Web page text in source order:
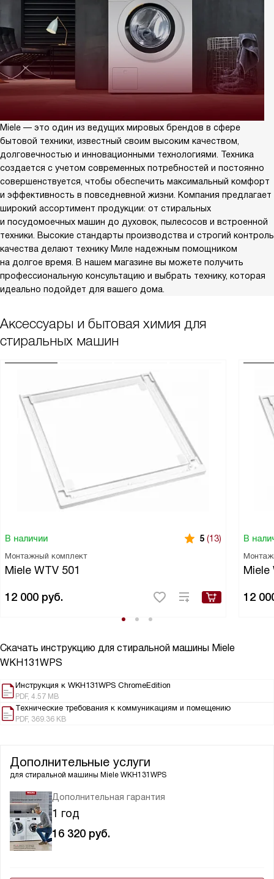
Miele — это один из ведущих мировых брендов в сфере
бытовой техники, известный своим высоким качеством,
долговечностью и инновационными технологиями. Техника
создается с учетом современных потребностей и постоянно
совершенствуется, чтобы обеспечить максимальный комфорт
и эффективность в повседневной жизни. Компания предлагает
широкий ассортимент продукции: от стиральных
и посудомоечных машин до духовок, пылесосов и встроенной
техники. Высокие стандарты производства и строгий контроль
качества делают технику Миле надежным помощником
на долгое время. В нашем магазине вы можете получить
профессиональную консультацию и выбрать технику, которая
идеально подойдет для вашего дома.
Аксессуары и бытовая химия для
стиральных машин
В наличии 5 (13)
Монтажный комплект
Miele WTV 501
12 000 руб.
В
Miele
12
Скачать инструкцию для стиральной машины Miele
WKH131WPS
Инструкция к WKH131WPS ChromeEdition
PDF, 4.57 MB
Технические требования к коммуникациям и помещению
PDF, 369.36 KB
Дополнительные услуги
для стиральной машины Miele WKH131WPS
Дополнительная гарантия
1 год
16 320 руб.